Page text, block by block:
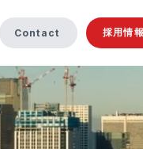
Contact 採用情報